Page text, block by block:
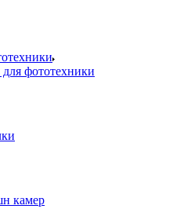
фототехники
камер